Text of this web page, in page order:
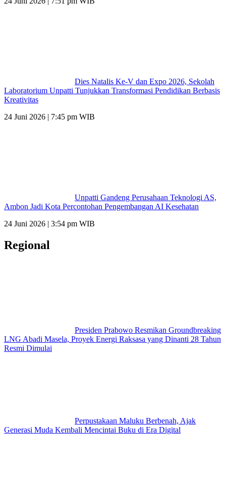
Dies Natalis Ke-V dan Expo 2026, Sekolah
Laboratorium Unpatti Tunjukkan Transformasi Pendidikan Berbasis
Kreativitas
24 Juni 2026 | 7:45 pm WIB
Unpatti Gandeng Perusahaan Teknologi AS,
Ambon Jadi Kota Percontohan Pengembangan AI Kesehatan
24 Juni 2026 | 3:54 pm WIB
Regional
Presiden Prabowo Resmikan Groundbreaking
LNG Abadi Masela, Proyek Energi Raksasa yang Dinanti 28 Tahun
Resmi Dimulai
Perpustakaan Maluku Berbenah, Ajak
Generasi Muda Kembali Mencintai Buku di Era Digital